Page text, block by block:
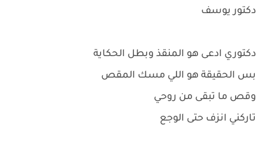
دكتور يوسف
دكتوري ادعى هو المنقذ وبطل الحكاية
بس الحقيقة هو اللي مسك المقص
وقص ما تبقى من روحي
تاركني انزف حتى الوجع